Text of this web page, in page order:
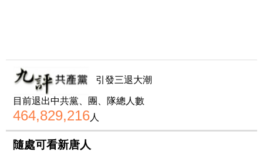
引發三退大潮
目前退出中共黨、團、隊總人數
464,829,216人
隨處可看新唐人